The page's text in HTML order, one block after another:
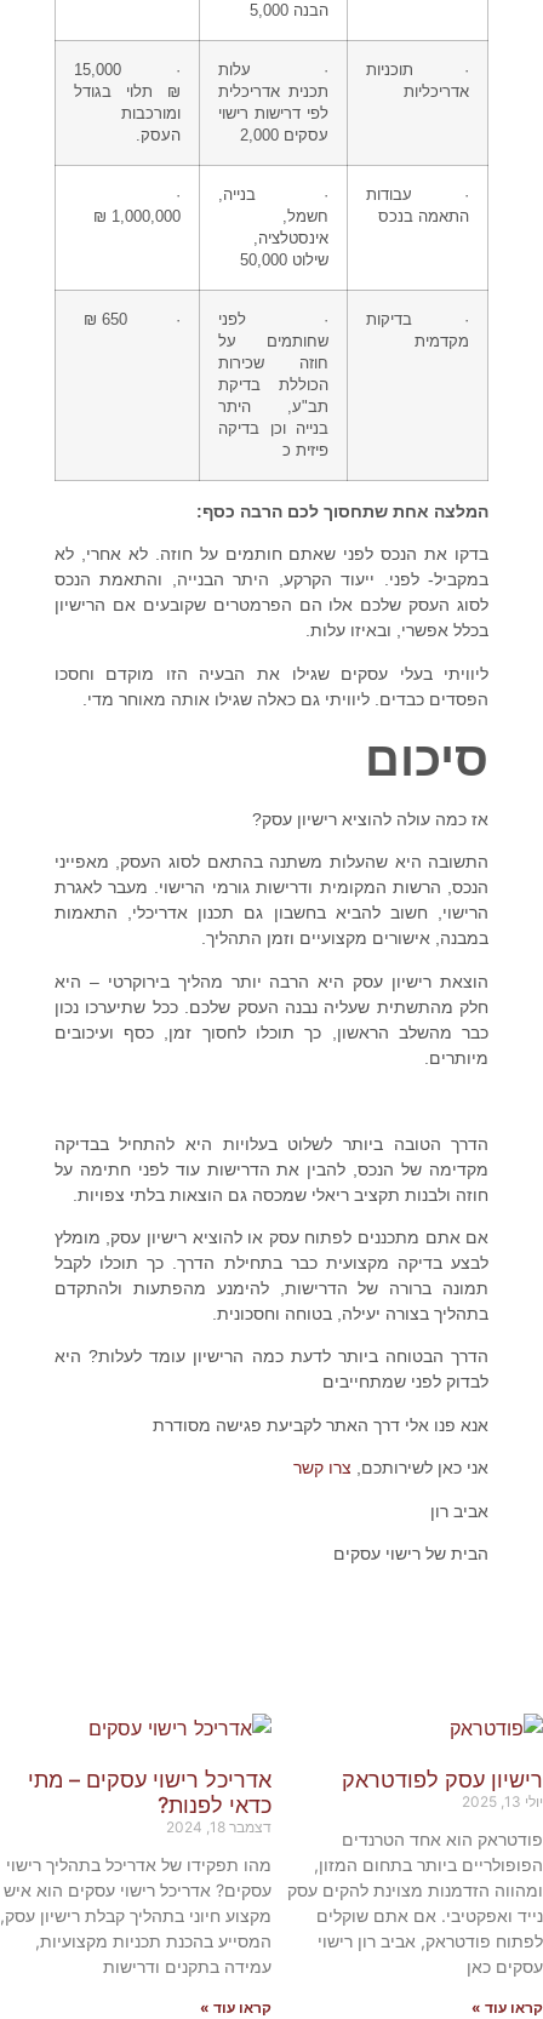
הבנה 5,000
· תוכניות
אדריכליות
· עלות
תכנית אדריכלית
לפי דרישות רישוי
עסקים 2,000
· 15,000
₪ תלוי בגודל
ומורכבות
העסק.
· עבודות
התאמה בנכס
· בנייה,
חשמל,
אינסטלציה,
שילוט 50,000
·
1,000,000 ₪
· בדיקות
מקדמית
· לפני
שחותמים על
חוזה שכירות
הכוללת בדיקת
תב"ע, היתר
בנייה וכן בדיקה
פיזית כ
· 650 ₪
המלצה אחת שתחסוך לכם הרבה כסף:
בדקו את הנכס לפני שאתם חותמים על חוזה. לא אחרי, לא
במקביל- לפני. ייעוד הקרקע, היתר הבנייה, והתאמת הנכס
לסוג העסק שלכם אלו הם הפרמטרים שקובעים אם הרישיון
בכלל אפשרי, ובאיזו עלות.
ליוויתי בעלי עסקים שגילו את הבעיה הזו מוקדם וחסכו
הפסדים כבדים. ליוויתי גם כאלה שגילו אותה מאוחר מדי.
סיכום
אז כמה עולה להוציא רישיון עסק?
התשובה היא שהעלות משתנה בהתאם לסוג העסק, מאפייני
הנכס, הרשות המקומית ודרישות גורמי הרישוי. מעבר לאגרת
הרישוי, חשוב להביא בחשבון גם תכנון אדריכלי, התאמות
במבנה, אישורים מקצועיים וזמן התהליך.
הוצאת רישיון עסק היא הרבה יותר מהליך בירוקרטי – היא
חלק מהתשתית שעליה נבנה העסק שלכם. ככל שתיערכו נכון
כבר מהשלב הראשון, כך תוכלו לחסוך זמן, כסף ועיכובים
מיותרים.
הדרך הטובה ביותר לשלוט בעלויות היא להתחיל בבדיקה
מקדימה של הנכס, להבין את הדרישות עוד לפני חתימה על
חוזה ולבנות תקציב ריאלי שמכסה גם הוצאות בלתי צפויות.
אם אתם מתכננים לפתוח עסק או להוציא רישיון עסק, מומלץ
לבצע בדיקה מקצועית כבר בתחילת הדרך. כך תוכלו לקבל
תמונה ברורה של הדרישות, להימנע מהפתעות ולהתקדם
בתהליך בצורה יעילה, בטוחה וחסכונית.
הדרך הבטוחה ביותר לדעת כמה הרישיון עומד לעלות? היא
לבדוק לפני שמתחייבים
אנא פנו אלי דרך האתר לקביעת פגישה מסודרת
אני כאן לשירותכם, צרו קשר
אביב רון
הבית של רישוי עסקים
רישיון עסק לפודטראק
יולי 13, 2025
פודטראק הוא אחד הטרנדים
הפופולריים ביותר בתחום המזון,
ומהווה הזדמנות מצוינת להקים עסק
נייד ואפקטיבי. אם אתם שוקלים
לפתוח פודטראק, אביב רון רישוי
עסקים כאן
קראו עוד »
אדריכל רישוי עסקים – מתי
כדאי לפנות?
דצמבר 18, 2024
מהו תפקידו של אדריכל בתהליך רישוי
עסקים? אדריכל רישוי עסקים הוא איש
מקצוע חיוני בתהליך קבלת רישיון עסק,
המסייע בהכנת תכניות מקצועיות,
עמידה בתקנים ודרישות
קראו עוד »